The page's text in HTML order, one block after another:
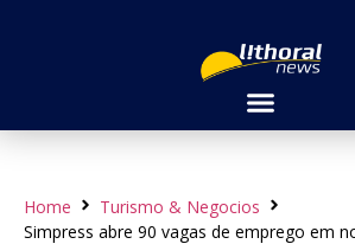
Home
Turismo & Negocios
Simpress abre 90 vagas de emprego em